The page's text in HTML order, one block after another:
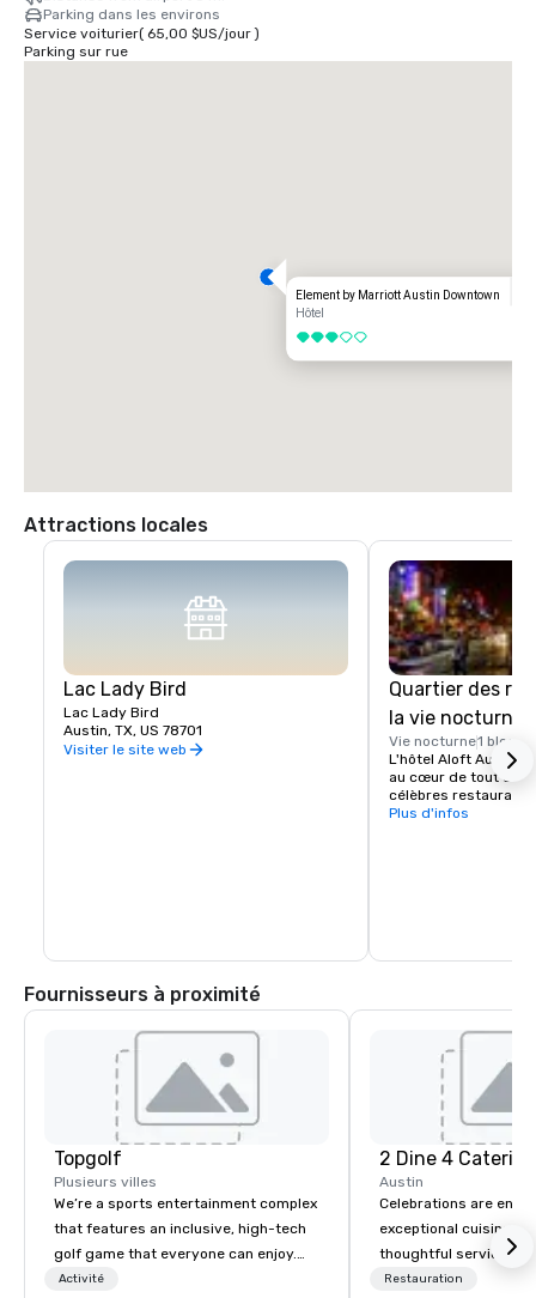
Parking dans les environs
Service voiturier( 65,00 $US/jour)
Parking sur rue
Element by Marriott Austin Downtown
Hôtel
3 sur 5
Attractions locales
Lac Lady Bird
Lac Lady Bird
Austin, TX, US 78701
Visiter le site web
Quartier des
la vie nocturne
Vie nocturne1 bloc
L'hôtel Aloft Austin
au cœur de tout
célèbres
nocturne d'Austin,
Plus d'infos
Fournisseurs à proximité
Topgolf
Plusieurs villes
We’re a sports entertainment complex
that features an inclusive, high-tech
golf game that everyone can enjoy.
Paired with an outstanding food and
Activité
2 Dine 4 Catering
Austin
Celebrations are
exceptional cuisine is
thoughtful service
considered. 2 Dine 4
Restauration